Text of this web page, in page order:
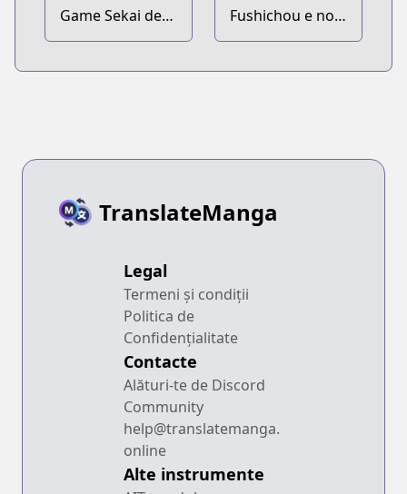
Game Sekai de
Mamono ni
Fushichou e no
Tensei: Dragon
TranslateManga
Legal
Termeni și condiții
Politica de
Confidențialitate
Contacte
Alături-te de Discord
Community
help@translatemanga.
online
Alte instrumente